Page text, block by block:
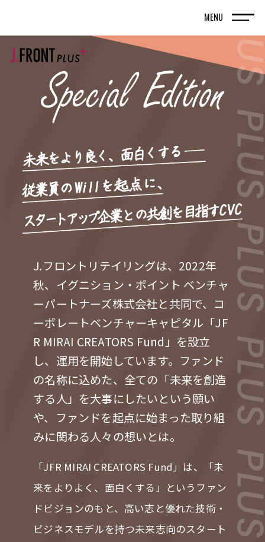
MENU
TOP トップページ
FRONT LINE
SPECIAL EDITION
百貨店が街の新しい風景を編んでいく。神戸旧居
留地で体現する、共創型まちづくりの実践
地）に― グループシナジーと地域連携で街の魅
力を最大化
未来をより良く、面白くするー 従業員のWillを
起点に、スタートアップ企業との共創を目指すC
VC
VIEW MORE
#メタバース #Web3時代
#外部の知見 #アナザーアドレス
#自分事 #サービス #新規事業
J.フロントリテイリングは、2022年
秋、イグニション・ポイント ベンチャ
ーパートナーズ株式会社と共同で、コ
ーポレートベンチャーキャピタル「JF
R MIRAI CREATORS Fund」を設立
し、運用を開始しています。ファンド
の名称に込めた、全ての「未来を創造
する人」を大事にしたいという願い
や、ファンドを起点に始まった取り組
みに関わる人々の想いとは。
「JFR MIRAI CREATORS Fund」は、「未
来をよりよく、面白くする」というファン
ドビジョンのもと、高い志と優れた技術・
ビジネスモデルを持つ未来志向のスタート